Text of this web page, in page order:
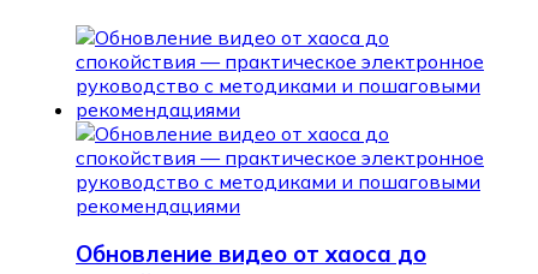
Обновление видео от хаоса до